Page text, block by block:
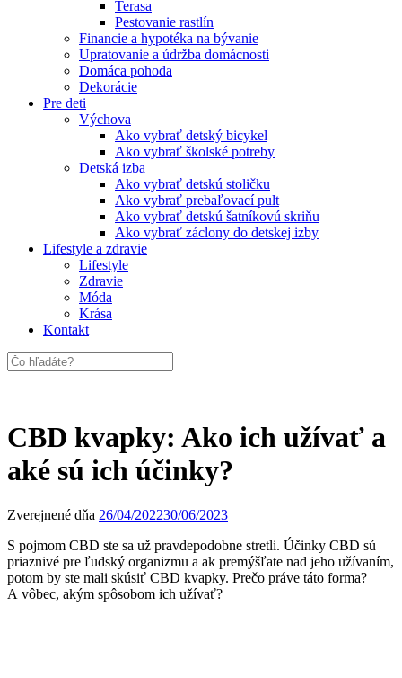
Terasa
Pestovanie rastlín
Financie a hypotéka na bývanie
Upratovanie a údržba domácnosti
Domáca pohoda
Dekorácie
Pre deti
Výchova
Ako vybrať detský bicykel
Ako vybrať školské potreby
Detská izba
Ako vybrať detskú stoličku
Ako vybrať prebaľovací pult
Ako vybrať detskú šatníkovú skriňu
Ako vybrať záclony do detskej izby
Lifestyle a zdravie
Lifestyle
Zdravie
Móda
Krása
Kontakt
CBD kvapky: Ako ich užívať a
aké sú ich účinky?
Zverejnené dňa 26/04/202230/06/2023
S pojmom CBD ste sa už pravdepodobne stretli. Účinky CBD sú
priaznivé pre ľudský organizmu a ak premýšľate nad jeho užívaním,
potom by ste mali skúsiť CBD kvapky. Prečo práve táto forma?
A vôbec, akým spôsobom ich užívať?